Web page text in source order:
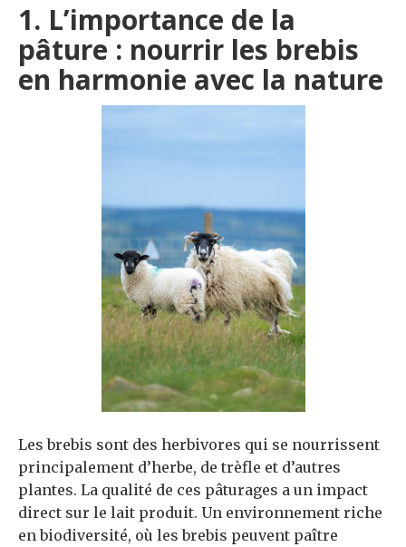
1. L’importance de la
pâture : nourrir les brebis
en harmonie avec la nature
Les brebis sont des herbivores qui se nourrissent
principalement d’herbe, de trèfle et d’autres
plantes. La qualité de ces pâturages a un impact
direct sur le lait produit. Un environnement riche
en biodiversité, où les brebis peuvent paître